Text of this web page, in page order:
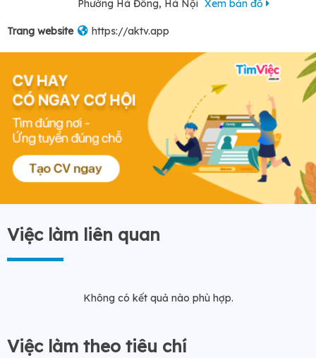
Phường Hà Đông, Hà Nội Xem bản đồ
Trang website https://aktv.app
Việc làm liên quan
Không có kết quả nào phù hợp.
Việc làm theo tiêu chí